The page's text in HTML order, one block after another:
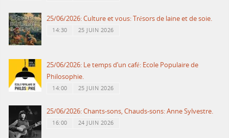
25/06/2026: Culture et vous: Trésors de laine et de soie.
14:30 25 JUIN 2026
25/06/2026: Le temps d’un café: Ecole Populaire de
Philosophie.
14:00 25 JUIN 2026
25/06/2026: Chants-sons, Chauds-sons: Anne Sylvestre.
16:00 24 JUIN 2026